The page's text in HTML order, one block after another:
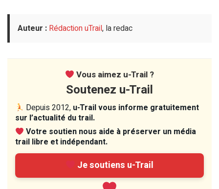
Auteur : Rédaction uTrail, la redac
Vous aimez u-Trail ?
Soutenez u-Trail
Depuis 2012, u-Trail vous informe gratuitement
sur l’actualité du trail.
Votre soutien nous aide à préserver un média
trail libre et indépendant.
Je soutiens u-Trail